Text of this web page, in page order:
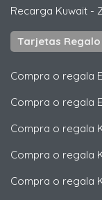
Recarga Kuwait -
Tarjetas
Compra o regala
Compra o regala
Compra o regala
Compra o regala
Compra o regala